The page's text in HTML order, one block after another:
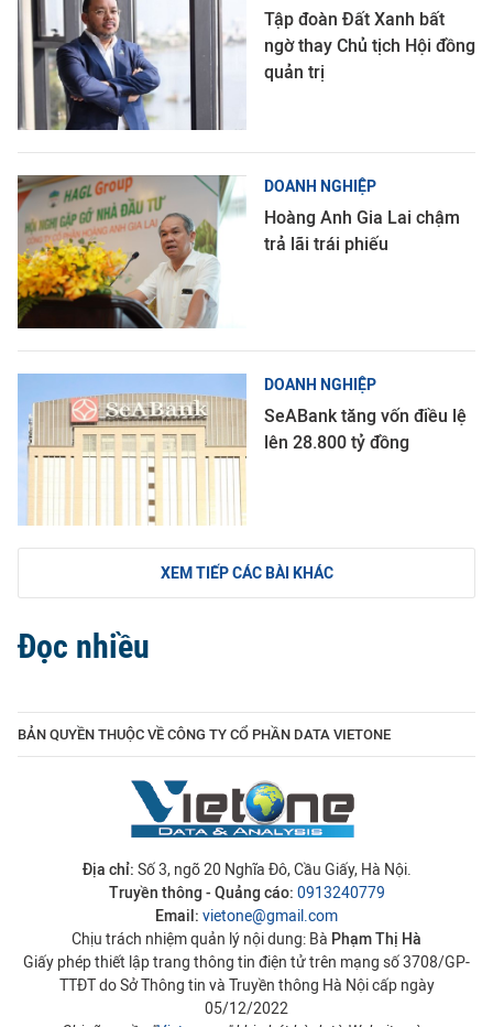
Tập đoàn Đất Xanh bất
ngờ thay Chủ tịch Hội đồng
quản trị
DOANH NGHIỆP
Hoàng Anh Gia Lai chậm
trả lãi trái phiếu
DOANH NGHIỆP
SeABank tăng vốn điều lệ
lên 28.800 tỷ đồng
XEM TIẾP CÁC BÀI KHÁC
Đọc nhiều
BẢN QUYỀN THUỘC VỀ CÔNG TY CỔ PHẦN DATA VIETONE
Địa chỉ: Số 3, ngõ 20 Nghĩa Đô, Cầu Giấy, Hà Nội.
Truyền thông - Quảng cáo: 0913240779
Email: vietone@gmail.com
Chịu trách nhiệm quản lý nội dung: Bà Phạm Thị Hà
Giấy phép thiết lập trang thông tin điện tử trên mạng số 3708/GP-
TTĐT do Sở Thông tin và Truyền thông Hà Nội cấp ngày
05/12/2022